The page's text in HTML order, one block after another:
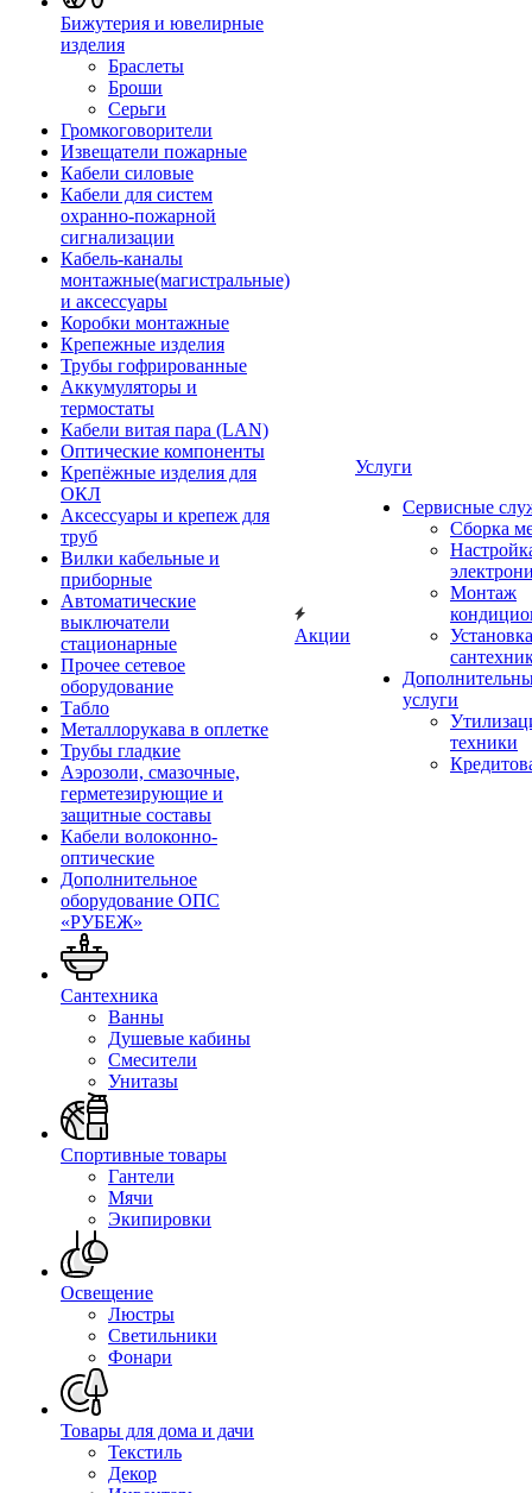
Бижутерия и ювелирные
изделия
Браслеты
Броши
Серьги
Громкоговорители
Извещатели пожарные
Кабели силовые
Кабели для систем
охранно-пожарной
сигнализации
Кабель-каналы
монтажные(магистральные)
и аксессуары
Коробки монтажные
Крепежные изделия
Трубы гофрированные
Аккумуляторы и
термостаты
Кабели витая пара (LAN)
Оптические компоненты
Крепёжные изделия для
ОКЛ
Аксессуары и крепеж для
труб
Вилки кабельные и
приборные
Автоматические
выключатели
стационарные
Прочее сетевое
оборудование
Табло
Металлорукава в оплетке
Трубы гладкие
Аэрозоли, смазочные,
герметезирующие и
защитные составы
Кабели волоконно-
оптические
Дополнительное
оборудование ОПС
«РУБЕЖ»
Сантехника
Ванны
Душевые кабины
Смесители
Унитазы
Спортивные товары
Гантели
Мячи
Экипировки
Освещение
Люстры
Светильники
Фонари
Товары для дома и дачи
Текстиль
Декор
Акции
Услуги
Сервисные
Сборка
Монтаж
Установка
услуги
техники